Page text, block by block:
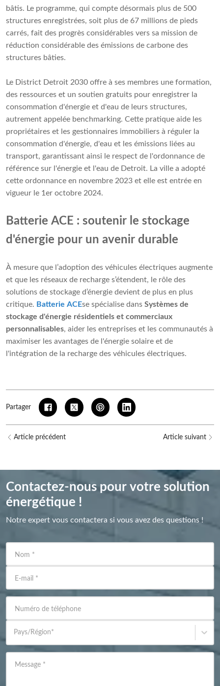
bâtis. Le programme, qui compte désormais plus de 500
structures enregistrées, soit plus de 67 millions de pieds
carrés, fait des progrès considérables vers sa mission de
réduction considérable des émissions de carbone des
structures bâties.
Le District Detroit 2030 offre à ses membres une formation,
des ressources et un soutien gratuits pour enregistrer la
consommation d'énergie et d'eau de leurs structures,
autrement appelée benchmarking. Cette pratique aide les
propriétaires et les gestionnaires immobiliers à réguler la
consommation d'énergie, d'eau et les émissions liées au
transport, garantissant ainsi le respect de l'ordonnance de
référence sur l'énergie et l'eau de Detroit. La ville a adopté
cette ordonnance en novembre 2023 et elle est entrée en
vigueur le 1er octobre 2024.
Batterie ACE : soutenir le stockage
d'énergie pour un avenir durable
À mesure que l’adoption des véhicules électriques augmente
et que les réseaux de recharge s’étendent, le rôle des
solutions de stockage d’énergie devient de plus en plus
critique. Batterie ACEse spécialise dans Systèmes de
stockage d'énergie résidentiels et commerciaux
personnalisables, aider les entreprises et les communautés à
maximiser les avantages de l'énergie solaire et de
l'intégration de la recharge des véhicules électriques.
Partager
Article précédent Article suivant
Contactez-nous pour votre solution
énergétique !
Notre expert vous contactera si vous avez des questions !
Nom *
E-mail *
Numéro de téléphone
Pays/Région*
Message *